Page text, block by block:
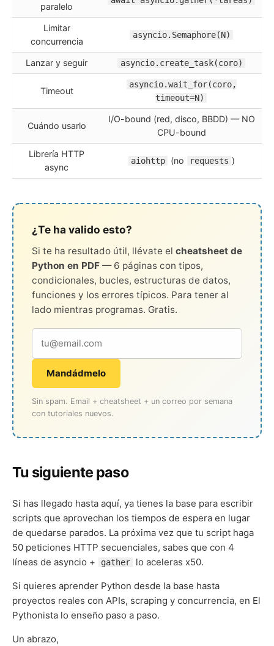
paralelo
Limitar
concurrencia
asyncio.Semaphore(N)
Lanzar y seguir asyncio.create_task(coro)
Timeout
asyncio.wait_for(coro,
timeout=N)
Cuándo usarlo
I/O-bound (red, disco, BBDD) — NO
CPU-bound
Librería HTTP
async
aiohttp (no requests )
¿Te ha valido esto?
Si te ha resultado útil, llévate el cheatsheet de
Python en PDF — 6 páginas con tipos,
condicionales, bucles, estructuras de datos,
funciones y los errores típicos. Para tener al
lado mientras programas. Gratis.
Mandádmelo
Sin spam. Email + cheatsheet + un correo por semana
con tutoriales nuevos.
Tu siguiente paso
Si has llegado hasta aquí, ya tienes la base para escribir
scripts que aprovechan los tiempos de espera en lugar
de quedarse parados. La próxima vez que tu script haga
50 peticiones HTTP secuenciales, sabes que con 4
líneas de asyncio +
gather lo aceleras x50.
Si quieres aprender Python desde la base hasta
proyectos reales con APIs, scraping y concurrencia, en El
Pythonista lo enseño paso a paso.
Un abrazo,